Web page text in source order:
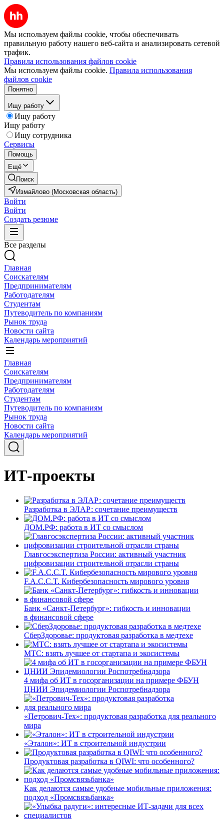
Мы используем файлы cookie, чтобы обеспечивать
правильную работу нашего веб-сайта и анализировать сетевой
трафик.
Правила использования файлов cookie
Мы используем файлы cookie. Правила использования
файлов cookie
Понятно
Ищу работу
Ищу работу
Ищу работу
Ищу сотрудника
Сервисы
Помощь
Ещё
Поиск
Измайлово (Московская область)
Войти
Войти
Создать резюме
Все разделы
Главная
Соискателям
Предпринимателям
Работодателям
Студентам
Путеводитель по компаниям
Рынок труда
Новости сайта
Календарь мероприятий
Главная
Соискателям
Предпринимателям
Работодателям
Студентам
Путеводитель по компаниям
Рынок труда
Новости сайта
Календарь мероприятий
ИТ-проекты
Разработка в ЭЛАР: сочетание преимуществ
ДОМ.РФ: работа в ИТ со смыслом
Главгосэкспертиза России: активный участник
цифровизации строительной отрасли страны
F.A.C.C.T. Кибербезопасность мирового уровня
Банк «Санкт-Петербург»: гибкость и инновации
в финансовой сфере
СберЗдоровье: продуктовая разработка в медтехе
МТС: взять лучшее от стартапа и экосистемы
4 мифа об ИТ в госорганизации на примере ФБУН
ЦНИИ Эпидемиологии Роспотребнадзора
«Петрович-Тех»: продуктовая разработка для реального
мира
«Эталон»: ИТ в строительной индустрии
Продуктовая разработка в QIWI: что особенного?
Как делаются самые удобные мобильные приложения:
подход «Промсвязьбанка»